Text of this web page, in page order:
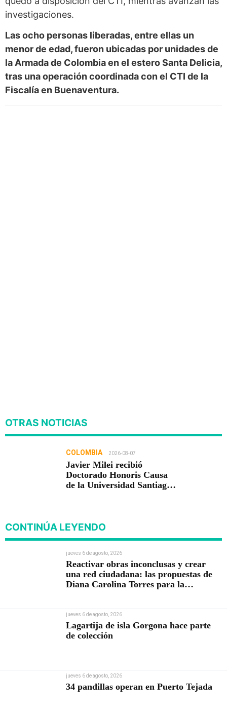
investigaciones.
Las ocho personas liberadas, entre ellas un
menor de edad, fueron ubicadas por unidades de
la Armada de Colombia en el estero Santa Delicia,
tras una operación coordinada con el CTI de la
Fiscalía en Buenaventura.
OTRAS NOTICIAS
COLOMBIA 2026-08-07
Javier Milei recibió
Doctorado Honoris Causa
de la Universidad Santiago
CONTINÚA LEYENDO
jueves 6 de agosto, 2026
Reactivar obras inconclusas y crear
una red ciudadana: las propuestas de
Diana Carolina Torres para la
jueves 6 de agosto, 2026
Lagartija de isla Gorgona hace parte
de colección
jueves 6 de agosto, 2026
34 pandillas operan en Puerto Tejada